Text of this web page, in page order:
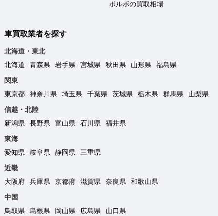
ボルボの買取相場
車買取業者を探す
北海道・東北
北海道
青森県 岩手県 宮城県 秋田県 山形県
福島県
関東
東京都
神奈川県 埼玉県 千葉県 茨城県 栃木県 群馬県
山梨県
信越・北陸
新潟県
長野県 富山県 石川県
福井県
東海
愛知県
岐阜県 静岡県
三重県
近畿
大阪府
兵庫県 京都府 滋賀県 奈良県
和歌山県
中国
鳥取県
島根県 岡山県 広島県
山口県